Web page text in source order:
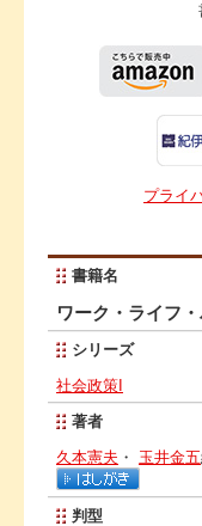
プライ
書籍名
ワーク・ライフ
シリーズ
社会政策I
著者
久本憲夫 ・ 玉井金五
判型